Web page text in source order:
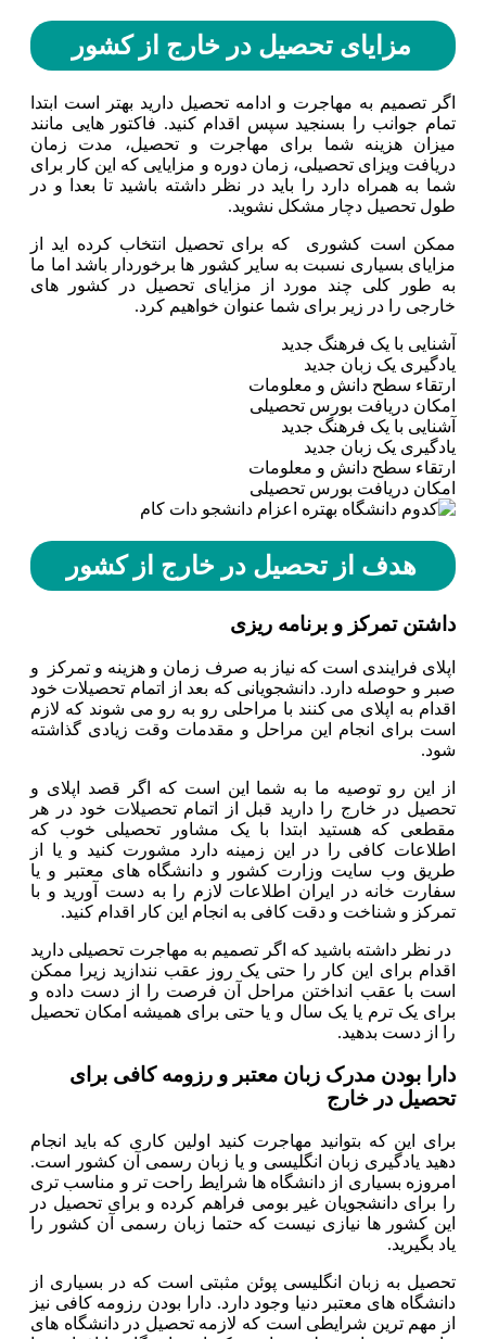
مزایای تحصیل در خارج از کشور
اگر تصمیم به مهاجرت و ادامه تحصیل دارید بهتر است ابتدا
تمام جوانب را بسنجید سپس اقدام کنید. فاکتور هایی مانند
میزان هزینه شما برای مهاجرت و تحصیل، مدت زمان
دریافت ویزای تحصیلی، زمان دوره و مزایایی که این کار برای
شما به همراه دارد را باید در نظر داشته باشید تا بعدا و در
طول تحصیل دچار مشکل نشوید.
ممکن است کشوری که برای تحصیل انتخاب کرده اید از
مزایای بسیاری نسبت به سایر کشور ها برخوردار باشد اما ما
به طور کلی چند مورد از مزایای تحصیل در کشور های
خارجی را در زیر برای شما عنوان خواهیم کرد.
آشنایی با یک فرهنگ جدید
یادگیری یک زبان جدید
ارتقاء سطح دانش و معلومات
امکان دریافت بورس تحصیلی
آشنایی با یک فرهنگ جدید
یادگیری یک زبان جدید
ارتقاء سطح دانش و معلومات
امکان دریافت بورس تحصیلی
هدف از تحصیل در خارج از کشور
داشتن تمرکز و برنامه ریزی
اپلای فرایندی است که نیاز به صرف زمان و هزینه و تمرکز و
صبر و حوصله دارد. دانشجویانی که بعد از اتمام تحصیلات خود
اقدام به اپلای می کنند با مراحلی رو به رو می شوند که لازم
است برای انجام این مراحل و مقدمات وقت زیادی گذاشته
شود.
از این رو توصیه ما به شما این است که اگر قصد اپلای و
تحصیل در خارج را دارید قبل از اتمام تحصیلات خود در هر
مقطعی که هستید ابتدا با یک مشاور تحصیلی خوب که
اطلاعات کافی را در این زمینه دارد مشورت کنید و یا از
طریق وب سایت وزارت کشور و دانشگاه های معتبر و یا
سفارت خانه در ایران اطلاعات لازم را به دست آورید و با
تمرکز و شناخت و دقت کافی به انجام این کار اقدام کنید.
در نظر داشته باشید که اگر تصمیم به مهاجرت تحصیلی دارید
اقدام برای این کار را حتی یک روز عقب نندازید زیرا ممکن
است با عقب انداختن مراحل آن فرصت را از دست داده و
برای یک ترم یا یک سال و یا حتی برای همیشه امکان تحصیل
را از دست بدهید.
دارا بودن مدرک زبان معتبر و رزومه کافی برای
تحصیل در خارج
برای این که بتوانید مهاجرت کنید اولین کاری که باید انجام
دهید یادگیری زبان انگلیسی و یا زبان رسمی آن کشور است.
امروزه بسیاری از دانشگاه ها شرایط راحت تر و مناسب تری
را برای دانشجویان غیر بومی فراهم کرده و برای تحصیل در
این کشور ها نیازی نیست که حتما زبان رسمی آن کشور را
یاد بگیرید.
تحصیل به زبان انگلیسی پوئن مثبتی است که در بسیاری از
دانشگاه های معتبر دنیا وجود دارد. دارا بودن رزومه کافی نیز
از مهم ترین شرایطی است که لازمه تحصیل در دانشگاه های